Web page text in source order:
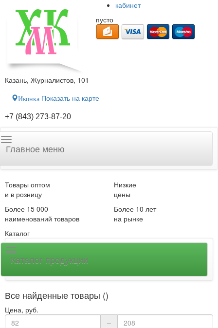
кабинет
пусто
Казань, Журналистов, 101
Иконка Показать на карте
+7 (843) 273-87-20
Главное меню
Товары оптом
и в розницу
Низкие
цены
Более 15 000
наименований товаров
Более 10 лет
на рынке
Каталог
Каталог продукции
Все найденные товары ()
Цена, руб.
–